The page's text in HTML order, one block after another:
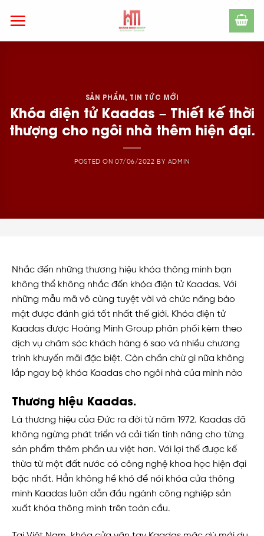
SẢN PHẨM, TIN TỨC MỚI
Khóa điện tử Kaadas – Thiết kế thời
thượng cho ngôi nhà thêm hiện đại.
POSTED ON 07/06/2022 BY ADMIN
Nhắc đến những thương hiệu khóa thông minh bạn
không thể không nhắc đến khóa điện tử Kaadas. Với
những mẫu mã vô cùng tuyệt vời và chức năng bào
mật được đánh giá tốt nhất thế giới. Khóa điện tử
Kaadas được Hoàng Minh Group phân phối kèm theo
dịch vụ chăm sóc khách hàng 6 sao và nhiều chương
trình khuyến mãi đặc biệt. Còn chần chừ gì nữa không
lắp ngay bộ khóa Kaadas cho ngôi nhà của mình nào
Thương hiệu Kaadas.
Là thương hiệu của Đức ra đời từ năm 1972. Kaadas đã
không ngừng phát triển và cải tiến tính năng cho từng
sản phẩm thêm phần ưu việt hơn. Với lợi thế được kế
thừa từ một đất nước có công nghệ khoa học hiện đại
bậc nhất. Hẳn không hề khó để nói khóa cửa thông
minh Kaadas luôn dẫn đầu ngành công nghiệp sản
xuất khóa thông minh trên toàn cầu.